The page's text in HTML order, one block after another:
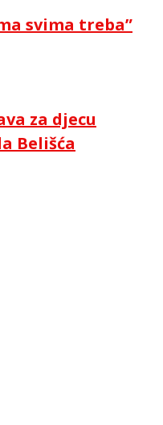
svima treba”
za djecu
Belišća